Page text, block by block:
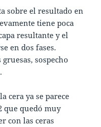
sobre el resultado en
tiene poca
resultante y el
en dos fases.
sospecho
cera ya se parece
que quedó muy
con las ceras